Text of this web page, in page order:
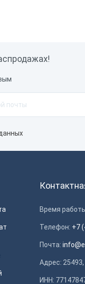
Время
Телефон: +7
Почта:
Адрес:
ИНН: